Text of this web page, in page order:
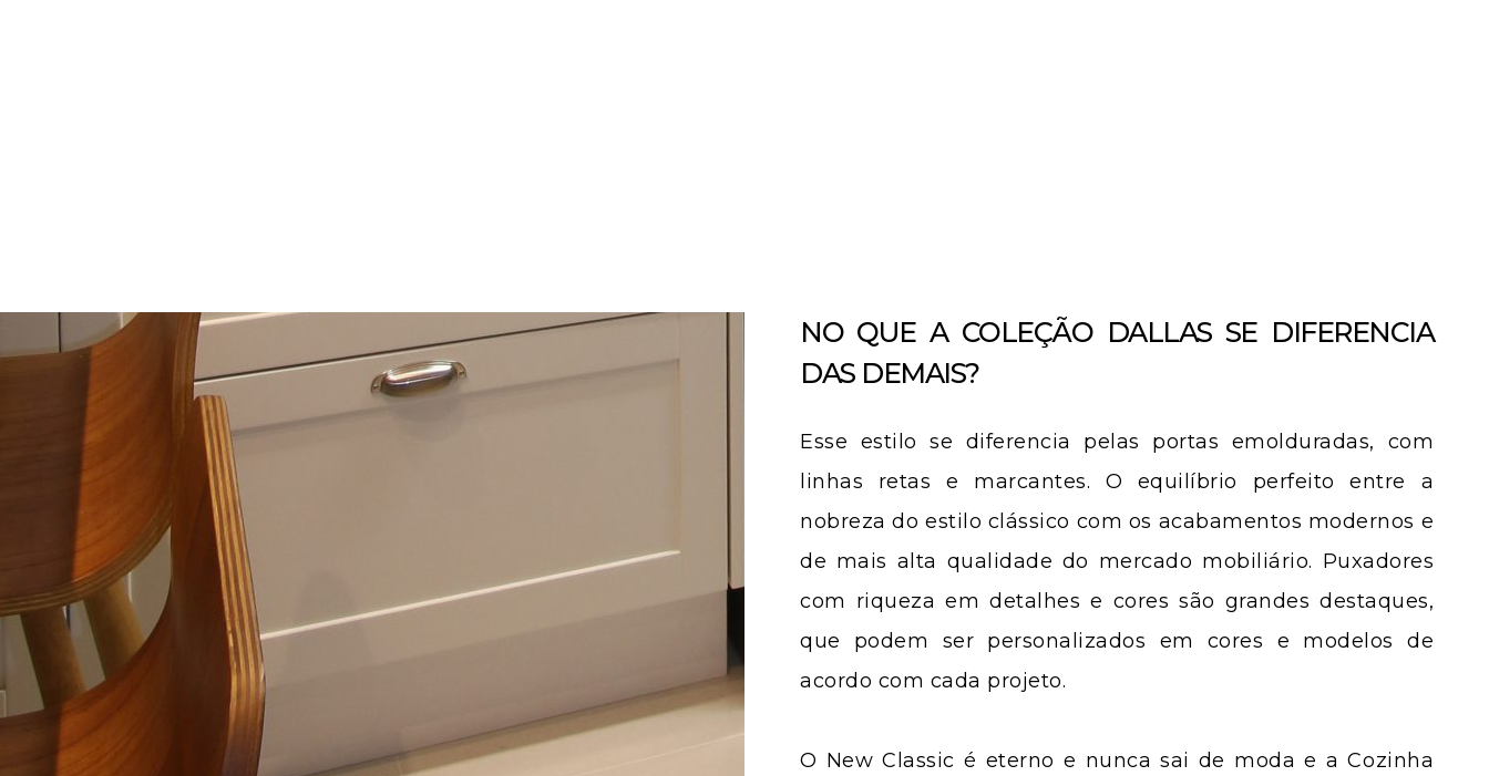
NO QUE A COLEÇÃO DALLAS SE DIFERENCIA
DAS DEMAIS?
Esse estilo se diferencia pelas portas emolduradas, com
linhas retas e marcantes. O equilíbrio perfeito entre a
nobreza do estilo clássico com os acabamentos modernos e
de mais alta qualidade do mercado mobiliário. Puxadores
com riqueza em detalhes e cores são grandes destaques,
que podem ser personalizados em cores e modelos de
acordo com cada projeto.
O New Classic é eterno e nunca sai de moda e a Cozinha